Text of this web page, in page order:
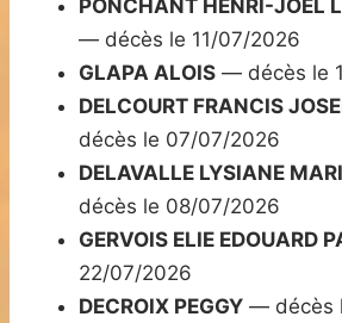
PONCHANT HENRI-JOEL
— décès le 11/07/2026
GLAPA ALOIS — décès le
DELCOURT FRANCIS
décès le 07/07/2026
DELAVALLE LYSIANE
décès le 08/07/2026
GERVOIS ELIE EDOUARD
22/07/2026
DECROIX PEGGY — décès